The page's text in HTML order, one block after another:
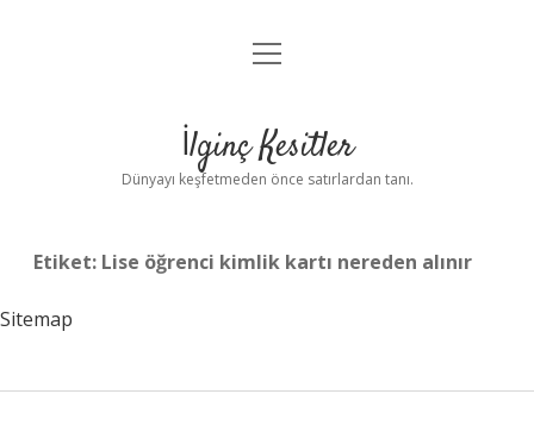
Anasayfa
Yasal Uyarı
menüyü
İlginç Kesitler
Dünyayı keşfetmeden önce satırlardan tanı.
Etiket: Lise öğrenci kimlik kartı nereden alınır
Sitemap